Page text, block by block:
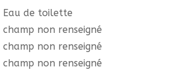
Eau de toilette
champ non renseigné
champ non renseigné
champ non renseigné